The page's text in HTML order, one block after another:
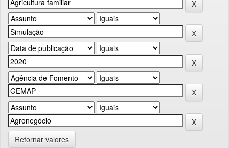
Retornar valores